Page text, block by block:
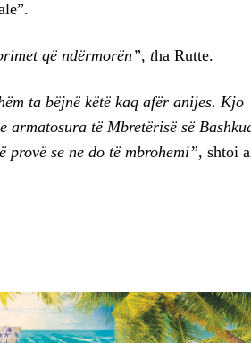
që ndërmorën”, tha Rutte.
ta bëjnë këtë kaq afër anijes. Kjo
armatosura të Mbretërisë së
provë se ne do të mbrohemi”, shtoi